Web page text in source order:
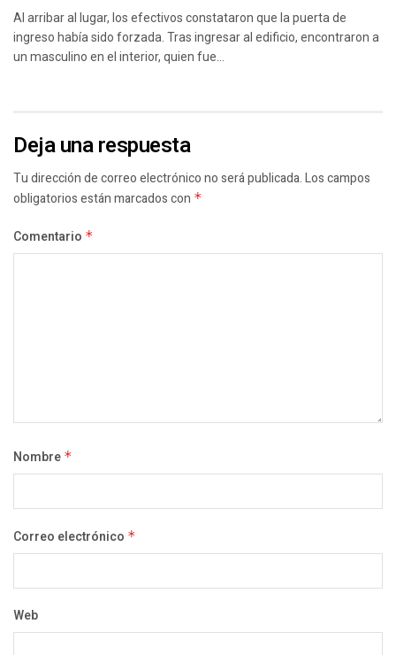
Al arribar al lugar, los efectivos constataron que la puerta de
ingreso había sido forzada. Tras ingresar al edificio, encontraron a
un masculino en el interior, quien fue...
Deja una respuesta
Tu dirección de correo electrónico no será publicada.Los campos
obligatorios están marcados con *
Comentario *
Nombre *
Correo electrónico *
Web